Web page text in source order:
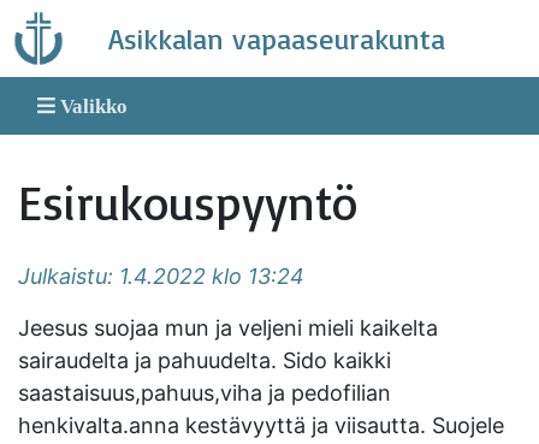
Skip
to
content
Asikkalan vapaaseurakunta
Valikko
Esirukouspyyntö
Julkaistu: 1.4.2022 klo 13:24
Jeesus suojaa mun ja veljeni mieli kaikelta
sairaudelta ja pahuudelta. Sido kaikki
saastaisuus,pahuus,viha ja pedofilian
henkivalta.anna kestävyyttä ja viisautta. Suojele